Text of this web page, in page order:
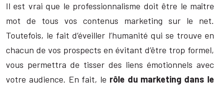
Il est vrai que le professionnalisme doit être le maître
mot de tous vos contenus marketing sur le net.
Toutefois, le fait d’éveiller l’humanité qui se trouve en
chacun de vos prospects en évitant d’être trop formel,
vous permettra de tisser des liens émotionnels avec
votre audience. En fait, le rôle du marketing dans le